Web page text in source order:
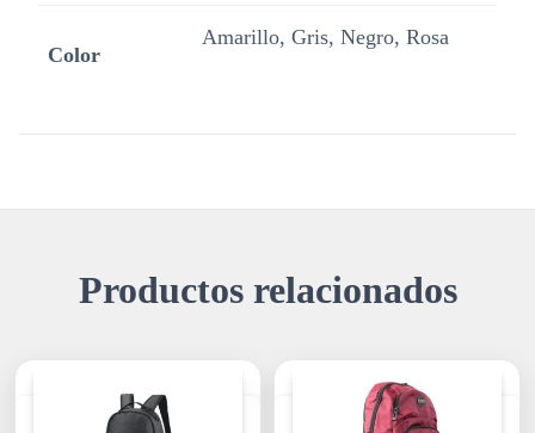
Color
Amarillo, Gris, Negro, Rosa
Productos relacionados